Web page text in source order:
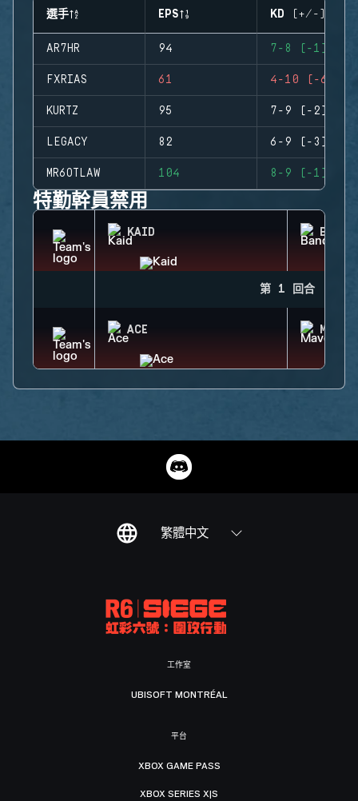
選手 EPS KD (+/-)
AR7HR 94 7-8 (-1)
FXRIAS 61 4-10 (-6)
KURTZ 95 7-9 (-2)
LEGACY 82 6-9 (-3)
MR6OTLAW 104 8-9 (-1)
特勤幹員禁用
KAID
第 1 回合
ACE
繁體中文
工作室
UBISOFT MONTRÉAL
平台
XBOX GAME PASS
XBOX SERIES X|S